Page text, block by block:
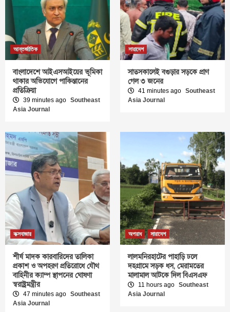
আন্তর্জাতিক
বাংলাদেশে আইএসআইয়ের ভূমিকা
থাকার অভিযোগে পাকিস্তানের
প্রতিক্রিয়া
39 minutes ago Southeast
Asia Journal
সারাদেশ
সাতসকালেই বগুড়ার সড়কে প্রাণ
গেল ৩ জনের
41 minutes ago Southeast
Asia Journal
কক্সবাজার
শীর্ষ মাদক কারবারিদের তালিকা
প্রকাশ ও অপহরণ প্রতিরোধে যৌথ
বাহিনীর ক্যাম্প স্থাপনের ঘোষণা
স্বরাষ্ট্রমন্ত্রীর
47 minutes ago Southeast
Asia Journal
অপরাধ সারাদেশ
লালমনিরহাটের পাহাড়ি ঢলে
দহগ্রামে সড়ক ধস, মেরামতের
মালামাল আটকে দিল বিএসএফ
11 hours ago Southeast
Asia Journal